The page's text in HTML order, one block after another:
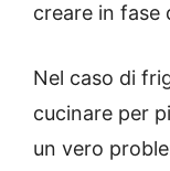
creare in fase
Nel caso di
cucinare per
un vero